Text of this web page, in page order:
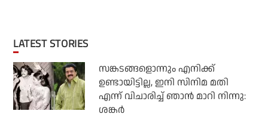
LATEST STORIES
സങ്കടങ്ങളൊന്നും എനിക്ക്
ഉണ്ടായിട്ടില്ല, ഇനി സിനിമ മതി
എന്ന് വിചാരിച്ച് ഞാന്‍ മാറി നിന്നു:
ശങ്കര്‍